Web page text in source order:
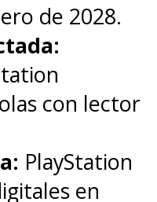
de 2028.
con lector
PlayStation
en